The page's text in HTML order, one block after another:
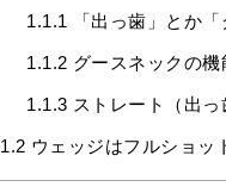
1.1.1 「出っ歯」とか
1.1.2 グースネックの機
1.1.3 ストレート（出
1.2 ウェッジはフルショッ